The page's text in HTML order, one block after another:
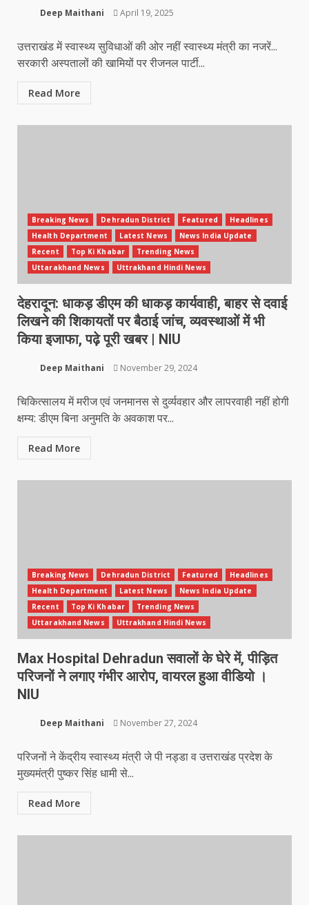
Deep Maithani April 19, 2025
उत्तराखंड में स्वास्थ्य सुविधाओं की ओर नहीं स्वास्थ्य मंत्री का नजरें...
सरकारी अस्पतालों की खामियों पर रीजनल पार्टी...
Read More
Breaking News Dehradun District Featured
Headlines
Health Department
Latest News
News India Update
Recent
Top Ki Khabar
Trending News
Uttarakhand News
Uttrakhand Hindi News
देहरादून: धाकड़ डीएम की धाकड़ कार्यवाही, बाहर से दवाई
लिखने की शिकायतों पर बैठाई जांच, व्यवस्थाओं में भी
किया इजाफा, पढ़े पूरी खबर | NIU
Deep Maithani November 29, 2024
चिकित्सालय में मरीज एवं जनमानस से दुर्व्यवहार और लापरवाही नहीं होगी
क्षम्य: डीएम बिना अनुमति के अवकाश पर...
Read More
Breaking News Dehradun District Featured
Headlines
Health Department
Latest News
News India Update
Recent
Top Ki Khabar
Trending News
Uttarakhand News
Uttrakhand Hindi News
Max Hospital Dehradun सवालों के घेरे में, पीड़ित
परिजनों ने लगाए गंभीर आरोप, वायरल हुआ वीडियो ।
NIU
Deep Maithani November 27, 2024
परिजनों ने केंद्रीय स्वास्थ्य मंत्री जे पी नड्डा व उत्तराखंड प्रदेश के
मुख्यमंत्री पुष्कर सिंह धामी से...
Read More